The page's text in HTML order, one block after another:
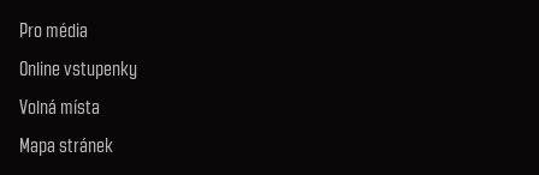
Pro média
Online vstupenky
Volná místa
Mapa stránek